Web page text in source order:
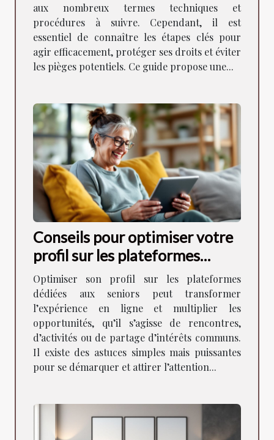
aux nombreux termes techniques et
procédures à suivre. Cependant, il est
essentiel de connaître les étapes clés pour
agir efficacement, protéger ses droits et éviter
les pièges potentiels. Ce guide propose une...
Conseils pour optimiser votre
profil sur les plateformes
dédiées aux seniors
Optimiser son profil sur les plateformes
dédiées aux seniors peut transformer
l’expérience en ligne et multiplier les
opportunités, qu’il s’agisse de rencontres,
d’activités ou de partage d’intérêts communs.
Il existe des astuces simples mais puissantes
pour se démarquer et attirer l’attention...